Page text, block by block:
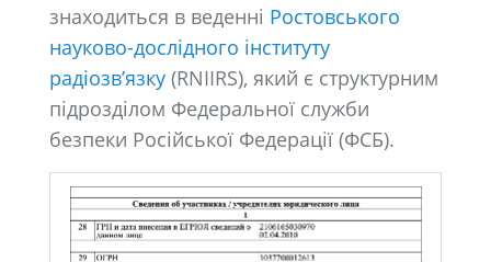
знаходиться в веденні Ростовського
науково-дослідного інституту
радіозв’язку (RNIIRS), який є структурним
підрозділом Федеральної служби
безпеки Російської Федерації (ФСБ).